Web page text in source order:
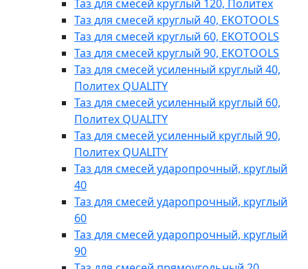
Таз для смесей круглый 120, Политех
Таз для смесей круглый 40, EKOTOOLS
Таз для смесей круглый 60, EKOTOOLS
Таз для смесей круглый 90, EKOTOOLS
Таз для смесей усиленный круглый 40,
Политех QUALITY
Таз для смесей усиленный круглый 60,
Политех QUALITY
Таз для смесей усиленный круглый 90,
Политех QUALITY
Таз для смесей ударопрочный, круглый
40
Таз для смесей ударопрочный, круглый
60
Таз для смесей ударопрочный, круглый
90